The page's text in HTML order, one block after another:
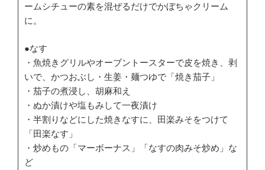
ームシチューの素を混ぜるだけでかぼちゃクリーム
に。
●なす
・魚焼きグリルやオーブントースターで皮を焼き、剥
いで、かつおぶし・生姜・麺つゆで「焼き茄子」
・茄子の煮浸し、胡麻和え
・ぬか漬けや塩もみして一夜漬け
・半割りなどにした焼きなすに、田楽みそをつけて
「田楽なす」
・炒めもの「マーボーナス」「なすの肉みそ炒め」な
ど